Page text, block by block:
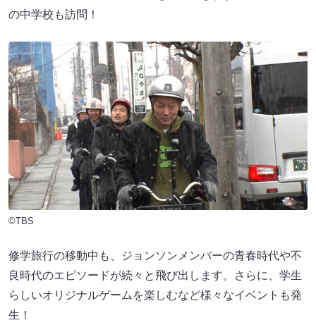
の中学校も訪問！
©TBS
修学旅行の移動中も、ジョンソンメンバーの青春時代や不
良時代のエピソードが続々と飛び出します。さらに、学生
らしいオリジナルゲームを楽しむなど様々なイベントも発
生！